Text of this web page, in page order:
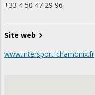
+33 4 50 47 29 96
Site web
www.intersport-chamonix.fr